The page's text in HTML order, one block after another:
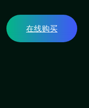
在线购买